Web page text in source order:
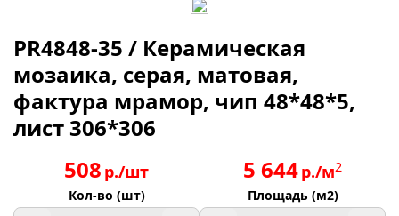
PR4848-35 / Керамическая
мозаика, серая, матовая,
фактура мрамор, чип 48*48*5,
лист 306*306
508 р./шт
Кол-во (шт)
5 644р./м2
Площадь (м2)